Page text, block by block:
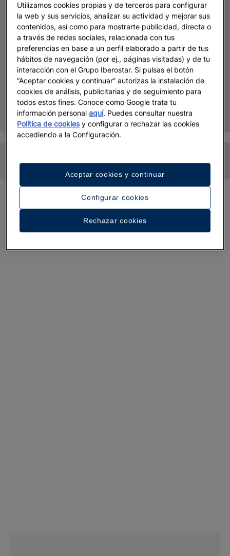
Utilizamos cookies propias y de terceros para configurar
la web y sus servicios, analizar su actividad y mejorar sus
contenidos, así como para mostrarte publicidad, directa o
a través de redes sociales, relacionada con tus
preferencias en base a un perfil elaborado a partir de tus
hábitos de navegación (por ej., páginas visitadas) y de tu
interacción con el Grupo Iberostar. Si pulsas el botón
“Aceptar cookies y continuar” autorizas la instalación de
cookies de análisis, publicitarias y de seguimiento para
todos estos fines. Conoce como Google trata tu
información personalaquí. Puedes consultar nuestra
Política de cookiesy configurar o rechazar las cookies
accediendo a la Configuración.
Configurar cookies
Rechazar cookies
Aceptar cookies y continuar